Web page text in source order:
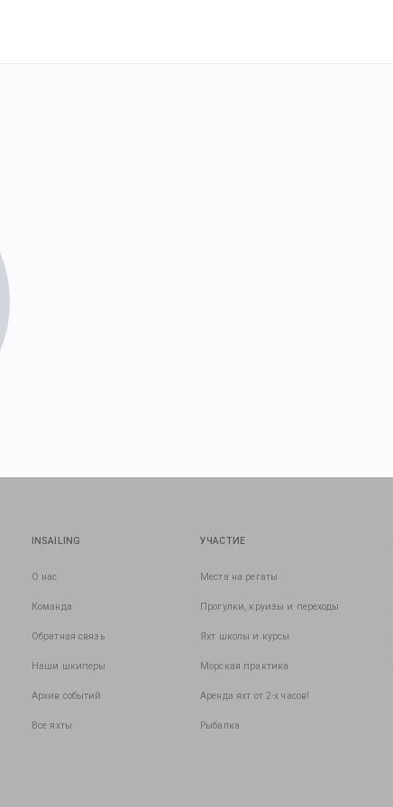
INSAILING
О нас
Команда
Обратная связь
Наши шкиперы
Архив событий
Все яхты
УЧАСТИЕ
Места на регаты
Прогулки, круизы и переходы
Яхт школы и курсы
Морская практика
Аренда яхт от 2-х часов!
Рыбалка